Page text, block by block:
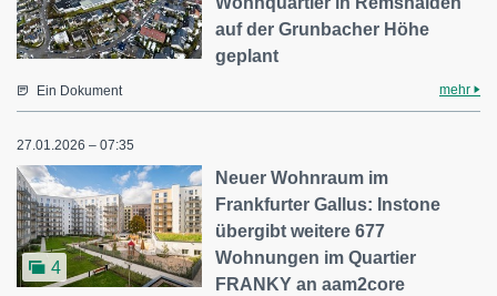
auf der Grunbacher Höhe
geplant
Ein Dokument mehr
27.01.2026 – 07:35
4
Neuer Wohnraum im
Frankfurter Gallus: Instone
übergibt weitere 677
Wohnungen im Quartier
FRANKY an aam2core